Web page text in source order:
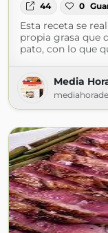
44 0
Esta receta se
propia grasa que
pato, con lo que
Media